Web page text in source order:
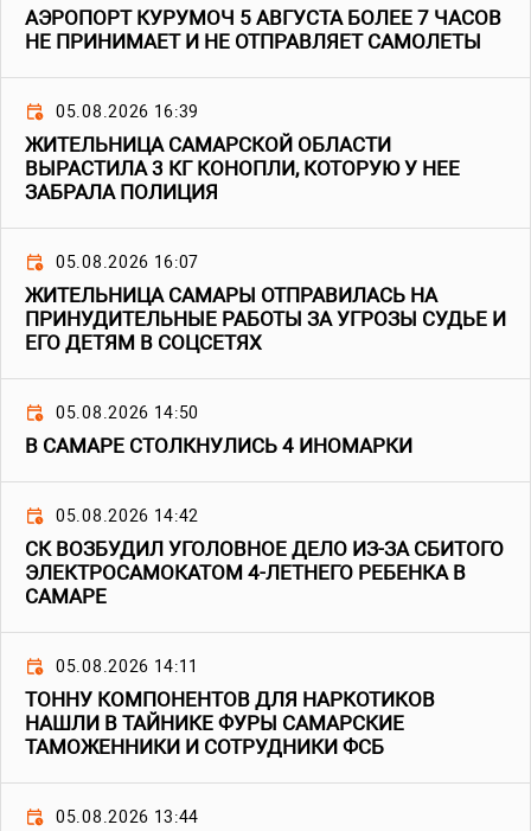
АЭРОПОРТ КУРУМОЧ 5 АВГУСТА БОЛЕЕ 7 ЧАСОВ
НЕ ПРИНИМАЕТ И НЕ ОТПРАВЛЯЕТ САМОЛЕТЫ
05.08.2026 16:39
ЖИТЕЛЬНИЦА САМАРСКОЙ ОБЛАСТИ
ВЫРАСТИЛА 3 КГ КОНОПЛИ, КОТОРУЮ У НЕЕ
ЗАБРАЛА ПОЛИЦИЯ
05.08.2026 16:07
ЖИТЕЛЬНИЦА САМАРЫ ОТПРАВИЛАСЬ НА
ПРИНУДИТЕЛЬНЫЕ РАБОТЫ ЗА УГРОЗЫ СУДЬЕ И
ЕГО ДЕТЯМ В СОЦСЕТЯХ
05.08.2026 14:50
В САМАРЕ СТОЛКНУЛИСЬ 4 ИНОМАРКИ
05.08.2026 14:42
СК ВОЗБУДИЛ УГОЛОВНОЕ ДЕЛО ИЗ-ЗА СБИТОГО
ЭЛЕКТРОСАМОКАТОМ 4-ЛЕТНЕГО РЕБЕНКА В
САМАРЕ
05.08.2026 14:11
ТОННУ КОМПОНЕНТОВ ДЛЯ НАРКОТИКОВ
НАШЛИ В ТАЙНИКЕ ФУРЫ САМАРСКИЕ
ТАМОЖЕННИКИ И СОТРУДНИКИ ФСБ
05.08.2026 13:44